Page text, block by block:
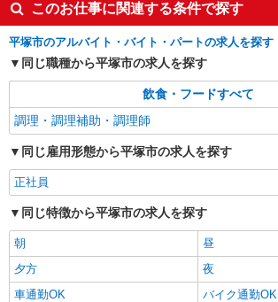
このお仕事に関連する条件で探す
平塚市のアルバイト・バイト・パートの求人を探す
同じ職種から平塚市の求人を探す
飲食・フードすべて
調理・調理補助・調理師
同じ雇用形態から平塚市の求人を探す
正社員
同じ特徴から平塚市の求人を探す
朝
昼
夕方
夜
車通勤OK
バイク通勤OK